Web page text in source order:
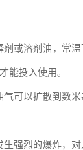
或溶剂油，常
能投入使用。
可以扩散到数
强烈的爆炸，